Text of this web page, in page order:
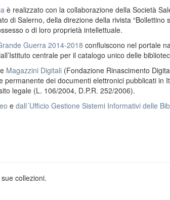
è realizzato con la collaborazione della Società
di Salerno, della direzione della rivista “Bollettino
o di loro proprietà intellettuale.
Guerra 2014-2018 confluiscono nel portale
centrale per il catalogo unico delle
Magazzini Digitali (Fondazione Rinascimento
dei documenti elettronici pubblicati in
legale (L. 106/2004, D.P.R. 252/2006).
e dall´Ufficio Gestione Sistemi Informativi delle
collezioni.